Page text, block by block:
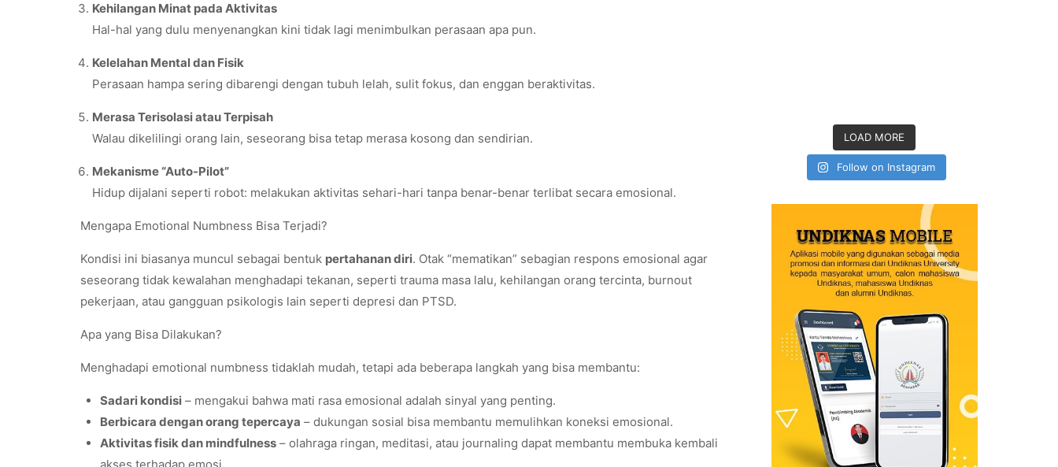
Kehilangan Minat pada Aktivitas
Hal-hal yang dulu menyenangkan kini tidak lagi menimbulkan perasaan apa pun.
Kelelahan Mental dan Fisik
Perasaan hampa sering dibarengi dengan tubuh lelah, sulit fokus, dan enggan beraktivitas.
Merasa Terisolasi atau Terpisah
Walau dikelilingi orang lain, seseorang bisa tetap merasa kosong dan sendirian.
Mekanisme “Auto-Pilot”
Hidup dijalani seperti robot: melakukan aktivitas sehari-hari tanpa benar-benar terlibat secara emosional.
Mengapa Emotional Numbness Bisa Terjadi?
Kondisi ini biasanya muncul sebagai bentuk pertahanan diri. Otak “mematikan” sebagian respons emosional agar
seseorang tidak kewalahan menghadapi tekanan, seperti trauma masa lalu, kehilangan orang tercinta, burnout
pekerjaan, atau gangguan psikologis lain seperti depresi dan PTSD.
Apa yang Bisa Dilakukan?
Menghadapi emotional numbness tidaklah mudah, tetapi ada beberapa langkah yang bisa membantu:
Sadari kondisi – mengakui bahwa mati rasa emosional adalah sinyal yang penting.
Berbicara dengan orang tepercaya – dukungan sosial bisa membantu memulihkan koneksi emosional.
Aktivitas fisik dan mindfulness – olahraga ringan, meditasi, atau journaling dapat membantu membuka kembali
LOAD MORE
Follow on Instagram